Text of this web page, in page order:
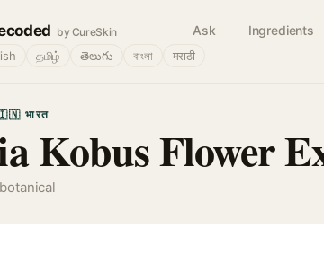
by CureSkin Ask Ingredients
தமிழ் తెలుగు বাংলা मराठी
भारत
Kobus Flower